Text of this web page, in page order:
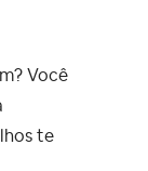
Você
te